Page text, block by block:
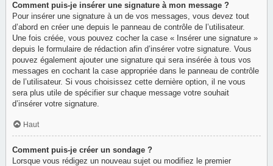
Comment puis-je insérer une signature à mon message ?
Pour insérer une signature à un de vos messages, vous devez tout
d’abord en créer une depuis le panneau de contrôle de l’utilisateur.
Une fois créée, vous pouvez cocher la case « Insérer une signature »
depuis le formulaire de rédaction afin d’insérer votre signature. Vous
pouvez également ajouter une signature qui sera insérée à tous vos
messages en cochant la case appropriée dans le panneau de contrôle
de l’utilisateur. Si vous choisissez cette dernière option, il ne vous
sera plus utile de spécifier sur chaque message votre souhait
d’insérer votre signature.
Haut
Comment puis-je créer un sondage ?
Lorsque vous rédigez un nouveau sujet ou modifiez le premier